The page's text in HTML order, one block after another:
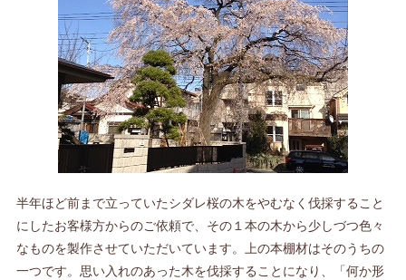
半年ほど前まで立っていたシダレ桜の木をやむなく伐採すること
にしたお客様方からのご依頼で、その１本の木から少しづつ色々
なものを製作させていただいています。上の本棚材はそのうちの
一つです。思い入れのあった木を伐採することになり、「何か形